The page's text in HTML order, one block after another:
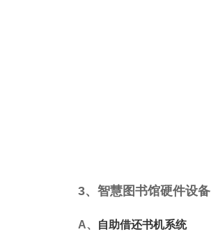
3、智慧图书馆硬件设备
A、
自助借还书机系统